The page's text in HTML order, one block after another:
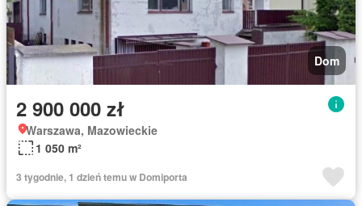
Dom
2 900 000 zł
Warszawa, Mazowieckie
1 050 m²
3 tygodnie, 1 dzień temu w Domiporta